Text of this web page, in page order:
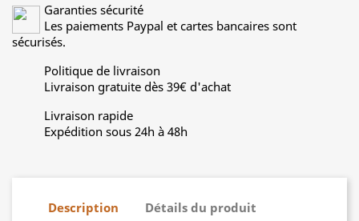
Garanties sécurité
Les paiements Paypal et cartes bancaires sont
sécurisés.
Politique de livraison
Livraison gratuite dès 39€ d'achat
Livraison rapide
Expédition sous 24h à 48h
Description Détails du produit